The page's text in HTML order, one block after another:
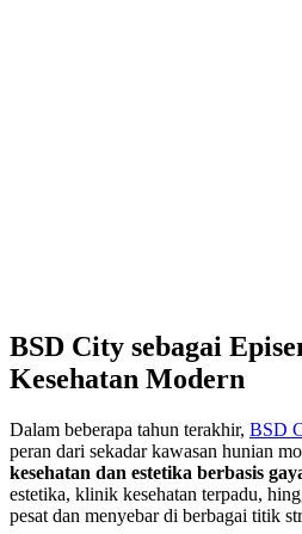
BSD City sebagai
Kesehatan Modern
Dalam beberapa tahun terakhir, BSD
peran dari sekadar kawasan hunian
kesehatan dan estetika berbasis
estetika, klinik kesehatan terpadu,
pesat dan menyebar di berbagai titik